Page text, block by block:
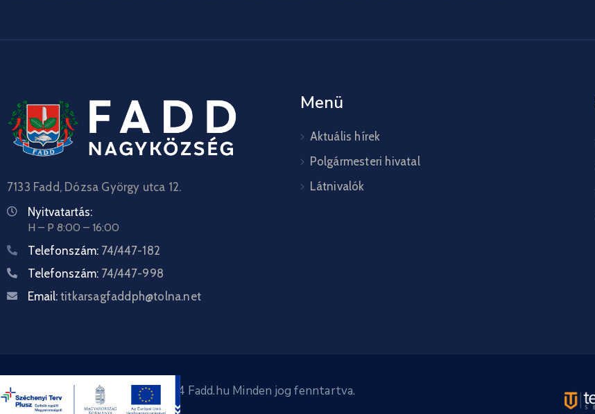
7133 Fadd, Dózsa György utca 12.
Nyitvatartás:
H – P 8:00 – 16:00
Telefonszám: 74/447-182
Telefonszám: 74/447-998
Email: titkarsagfaddph@tolna.net
Menü
Aktuális hírek
Polgármesteri hivatal
Látnivalók
Copyright © 2024 Fadd.hu Minden jog fenntartva.